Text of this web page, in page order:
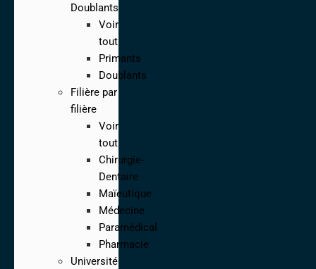
Doublants
Voir
tout
Primants
Doublants
Filière par
filière
Voir
tout
Chirurgie-
Dentaire
Maïeutique
Médecine
Paramédical
Pharmacie
Université